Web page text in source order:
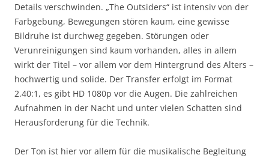
Details verschwinden. „The Outsiders“ ist intensiv von der
Farbgebung, Bewegungen stören kaum, eine gewisse
Bildruhe ist durchweg gegeben. Störungen oder
Verunreinigungen sind kaum vorhanden, alles in allem
wirkt der Titel – vor allem vor dem Hintergrund des Alters –
hochwertig und solide. Der Transfer erfolgt im Format
2.40:1, es gibt HD 1080p vor die Augen. Die zahlreichen
Aufnahmen in der Nacht und unter vielen Schatten sind
Herausforderung für die Technik.
Der Ton ist hier vor allem für die musikalische Begleitung